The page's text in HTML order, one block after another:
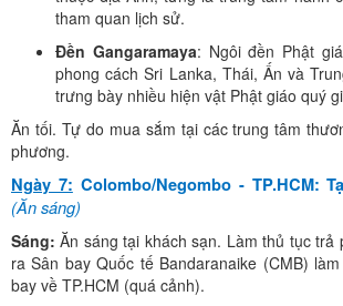
tham quan lịch sử.
Đền Gangaramaya: Ngôi đền Phật
phong cách Sri Lanka, Thái, Ấn và
trưng bày nhiều hiện vật Phật giáo quý
Ăn tối. Tự do mua sắm tại các trung tâm
phương.
Ngày 7: Colombo/Negombo - TP.HCM:
(Ăn sáng)
Sáng: Ăn sáng tại khách sạn. Làm thủ tục trả
ra Sân bay Quốc tế Bandaranaike (CMB)
bay về TP.HCM (quá cảnh).